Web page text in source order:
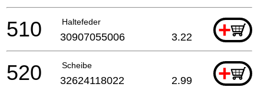
Haltefeder +
510 30907055006 3.22
Scheibe +
520 32624118022 2.99